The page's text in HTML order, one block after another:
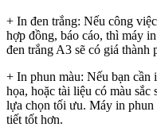
+ In đen trắng: Nếu công
hợp đồng, báo cáo, thì máy
đen trắng A3 sẽ có giá thành
+ In phun màu: Nếu bạn cần
họa, hoặc tài liệu có màu
lựa chọn tối ưu. Máy in phun
tiết tốt hơn.